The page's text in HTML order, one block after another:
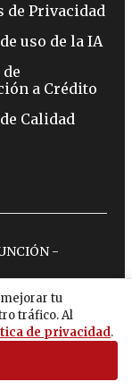
tu
tráfico. Al
de privacidad.
de Privacidad
uso de la IA
a Crédito
Calidad
-